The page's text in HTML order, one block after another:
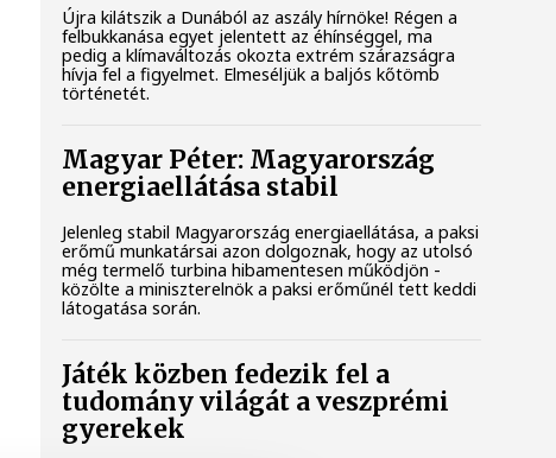
Újra kilátszik a Dunából az aszály hírnöke! Régen a
felbukkanása egyet jelentett az éhínséggel, ma
pedig a klímaváltozás okozta extrém szárazságra
hívja fel a figyelmet. Elmeséljük a baljós kőtömb
történetét.
Magyar Péter: Magyarország
energiaellátása stabil
Jelenleg stabil Magyarország energiaellátása, a paksi
erőmű munkatársai azon dolgoznak, hogy az utolsó
még termelő turbina hibamentesen működjön -
közölte a miniszterelnök a paksi erőműnél tett keddi
látogatása során.
Játék közben fedezik fel a
tudomány világát a veszprémi
gyerekek